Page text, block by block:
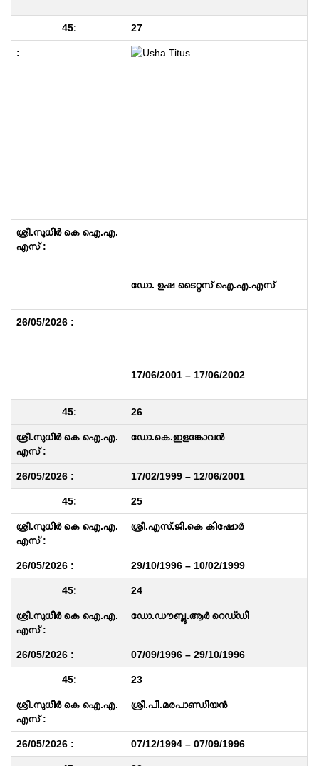
27
ഡോ. ഉഷ ടൈറ്റസ് ഐ.എ.എസ്
17/06/2001 – 17/06/2002
26
ഡോ.കെ.ഇളങ്കോവൻ
17/02/1999 – 12/06/2001
25
ശ്രീ.എസ്.ജി.കെ കിഷോർ
29/10/1996 – 10/02/1999
24
ഡോ.ഡൗബ്ലു.ആർ റെഡ്‌ഡി
07/09/1996 – 29/10/1996
23
ശ്രീ.പി.മരപാണ്ഡിയൻ
07/12/1994 – 07/09/1996